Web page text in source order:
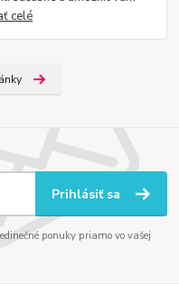
celé
Prihlásiť sa
ponuky priamo vo vašej